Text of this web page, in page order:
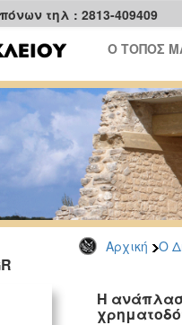
τηλ : 2813-409409
Ο ΤΟΠΟΣ
Αρχική Ο
Η